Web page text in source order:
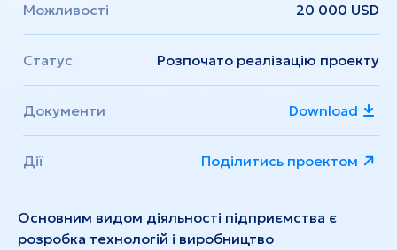
Можливості 20 000 USD
Статус Розпочато реалізацію проекту
Документи Download
Дії Поділитись проектом
Основним видом діяльності підприємства є
розробка технологій і виробництво